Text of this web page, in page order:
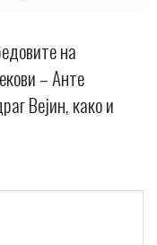
на
– Анте
Вејин, како и